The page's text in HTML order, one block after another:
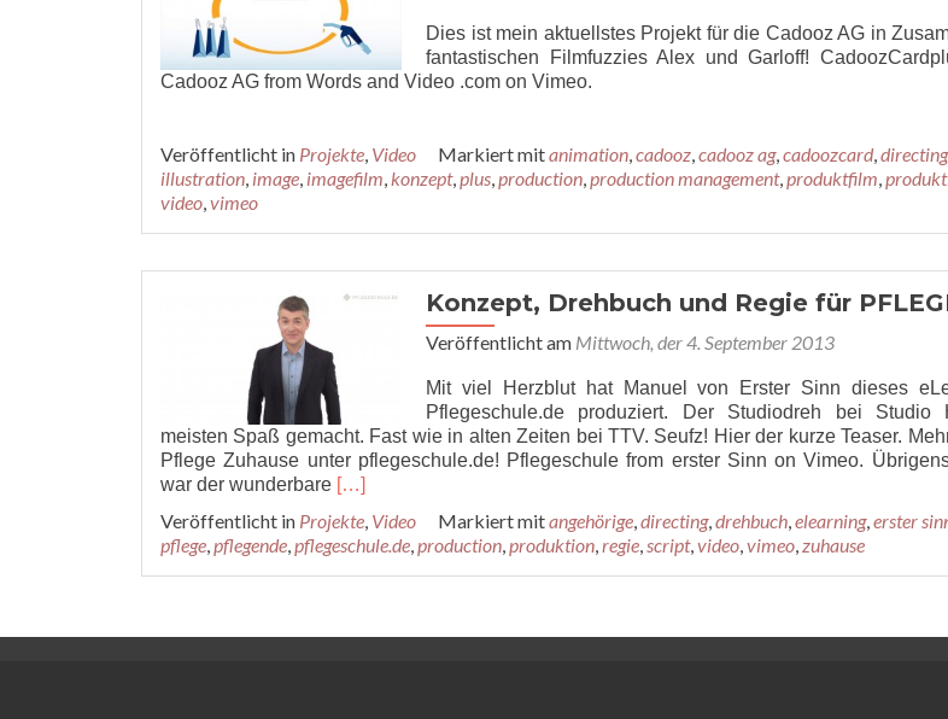
Dies ist mein aktuellstes Projekt für die Cadooz AG in
fantastischen Filmfuzzies Alex und Garloff!
Cadooz AG from Words and Video .com on Vimeo.
Veröffentlicht in Projekte, Video Markiert mitanimation,cadooz,cadooz ag,cadoozcard,directing
illustration, image, imagefilm,konzept,plus,production,production management,produktfilm,
video,vimeo
Konzept, Drehbuch und Regie für
Veröffentlicht am Mittwoch, der 4. September 2013
Mit viel Herzblut hat Manuel von Erster Sinn dieses
Pflegeschule.de produziert. Der Studiodreh bei Studio
meisten Spaß gemacht. Fast wie in alten Zeiten bei TTV. Seufz! Hier der kurze Teaser.
Pflege Zuhause unter pflegeschule.de! Pflegeschule from erster Sinn on Vimeo.
war der wunderbare Read
about
Konzept,
Drehbuch
[…]
Veröffentlicht in Projekte, Video Markiert mitangehörige,directing,drehbuch,elearning,erster
pflege,pflegende,pflegeschule.de,production,produktion,regie,script,video,vimeo,zuhause